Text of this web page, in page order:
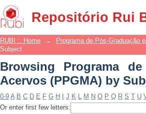
Repositório Rui
Browsing Programa
Subject "Jogos digitais"
RUBI :: Home →
Programa de Pós-Graduação
Subject
Browsing Programa
Acervos (PPGMA) by
0-9 A B C D E F G H J K L M N O P Q R S T U
Or enter first few letters: